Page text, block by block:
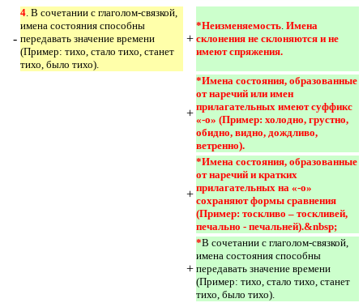
-
4. В сочетании с глаголом-связкой,
имена состояния способны
передавать значение времени
(Пример: тихо, стало тихо, станет
тихо, было тихо).
+
*Неизменяемость. Имена
склонения не склоняются и не
имеют спряжения.
+
*Имена состояния, образованные
от наречий или имен
прилагательных имеют суффикс
«-о» (Пример: холодно, грустно,
обидно, видно, дождливо,
ветренно).
+
*Имена состояния, образованные
от наречий и кратких
прилагательных на «-о»
сохраняют формы сравнения
(Пример: тоскливо – тоскливей,
печально - печальней).&nbsp;
+
*В сочетании с глаголом-связкой,
имена состояния способны
передавать значение времени
(Пример: тихо, стало тихо, станет
тихо, было тихо).